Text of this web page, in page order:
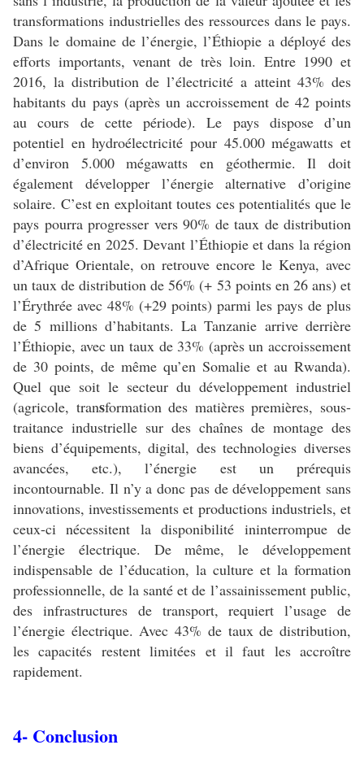
transformations industrielles des ressources dans le pays.
Dans le domaine de l’énergie, l’Éthiopie a déployé des
efforts importants, venant de très loin. Entre 1990 et
2016, la distribution de l’électricité a atteint 43% des
habitants du pays (après un accroissement de 42 points
au cours de cette période). Le pays dispose d’un
potentiel en hydroélectricité pour 45.000 mégawatts et
d’environ 5.000 mégawatts en géothermie. Il doit
également développer l’énergie alternative d’origine
solaire. C’est en exploitant toutes ces potentialités que le
pays pourra progresser vers 90% de taux de distribution
d’électricité en 2025. Devant l’Éthiopie et dans la région
d’Afrique Orientale, on retrouve encore le Kenya, avec
un taux de distribution de 56% (+ 53 points en 26 ans) et
l’Érythrée avec 48% (+29 points) parmi les pays de plus
de 5 millions d’habitants. La Tanzanie arrive derrière
l’Éthiopie, avec un taux de 33% (après un accroissement
de 30 points, de même qu’en Somalie et au Rwanda).
Quel que soit le secteur du développement industriel
(agricole, transformation des matières premières, sous-
traitance industrielle sur des chaînes de montage des
biens d’équipements, digital, des technologies diverses
avancées, etc.), l’énergie est un prérequis
incontournable. Il n’y a donc pas de développement sans
innovations, investissements et productions industriels, et
ceux-ci nécessitent la disponibilité ininterrompue de
l’énergie électrique. De même, le développement
indispensable de l’éducation, la culture et la formation
professionnelle, de la santé et de l’assainissement public,
des infrastructures de transport, requiert l’usage de
l’énergie électrique. Avec 43% de taux de distribution,
les capacités restent limitées et il faut les accroître
rapidement.
4- Conclusion